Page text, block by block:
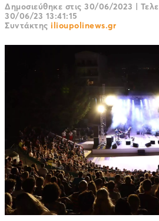
Δημοσιεύθηκε στις 30/06/2023 |
30/06/23 13:41:15
Συντάκτης ilioupolinews.gr